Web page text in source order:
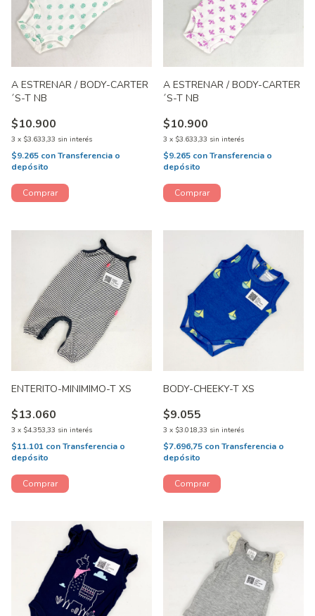
A ESTRENAR / BODY-CARTER
´S-T NB
$10.900
3 x $3.633,33 sin interés
$9.265 conTransferencia o
depósito
A ESTRENAR / BODY-CARTER
´S-T NB
$10.900
3 x $3.633,33 sin interés
$9.265 conTransferencia o
depósito
ENTERITO-MINIMIMO-T XS
$13.060
3 x $4.353,33 sin interés
$11.101 conTransferencia o
depósito
BODY-CHEEKY-T XS
$9.055
3 x $3.018,33 sin interés
$7.696,75 conTransferencia o
depósito